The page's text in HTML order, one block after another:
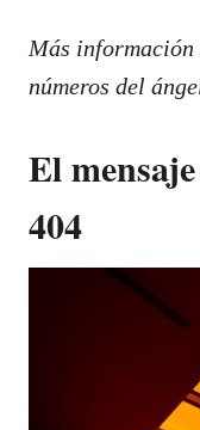
Más
números del
El
404